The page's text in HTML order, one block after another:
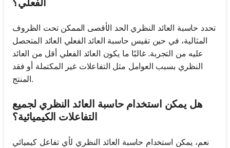
الفعلي؟
تحدد حاسبة العائد النظري الحد الأقصى الممكن تحت الظروف
المثالية، في حين تقيس حاسبة العائد الفعلي العائد المتحصل
عليه من التجربة. غالبًا ما يكون العائد الفعلي أقل من العائد
النظري بسبب العوامل مثل التفاعلات غير المكتملة أو فقد
المنتج.
هل يمكن استخدام حاسبة العائد النظري لجميع
التفاعلات الكيميائية؟
نعم، يمكن استخدام حاسبة العائد النظري لأي تفاعل كيميائي